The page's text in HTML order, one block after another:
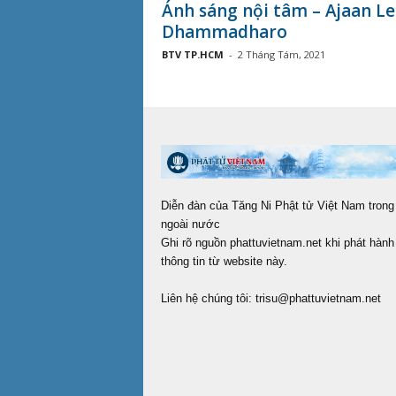
Ánh sáng nội tâm – Ajaan
Dhammadharo
BTV TP.HCM - 2 Tháng Tám, 2021
Diễn đàn của Tăng Ni Phật tử Việt Nam
ngoài nước
Ghi rõ nguồn phattuvietnam.net khi phát hành
thông tin từ website này.
Liên hệ chúng tôi: trisu@phattuvietnam.net